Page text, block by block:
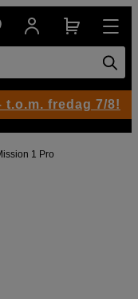
1 Pro
t.o.m. fredag 7/8!